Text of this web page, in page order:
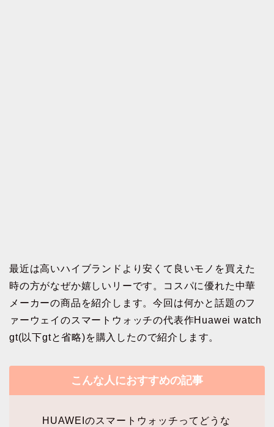
最近は高いハイブランドより安くて良いモノを買えた
時の方がなぜか嬉しいリーです。コスパに優れた中華
メーカーの商品を紹介します。今回は何かと話題のフ
ァーウェイのスマートウォッチの代表作Huawei watch
gt(以下gtと省略)を購入したので紹介します。
こんな人におすすめの記事
HUAWEIのスマートウォッチってどうな